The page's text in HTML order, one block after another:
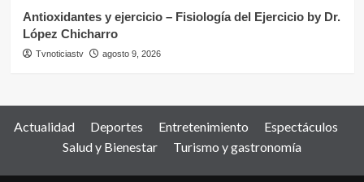
Antioxidantes y ejercicio – Fisiología del Ejercicio by Dr.
López Chicharro
Tvnoticiastv agosto 9, 2026
Actualidad Deportes Entretenimiento
Espectáculos
Salud y Bienestar
Turismo y gastronomía